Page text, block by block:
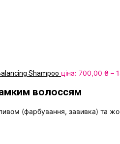
Shampoo ціна: 700,00 ₴ –
волоссям
(фарбування, завивка) та